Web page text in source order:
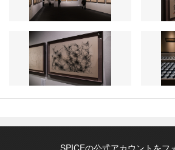
SPICEの公式アカウントをフ